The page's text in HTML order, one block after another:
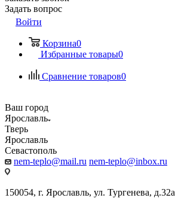
Задать вопрос
Войти
Корзина0
Избранные товары0
Сравнение товаров0
Ваш город
Ярославль
Тверь
Ярославль
Севастополь
nem-teplo@mail.ru nem-teplo@inbox.ru
150054, г. Ярославль, ул. Тургенева, д.32а